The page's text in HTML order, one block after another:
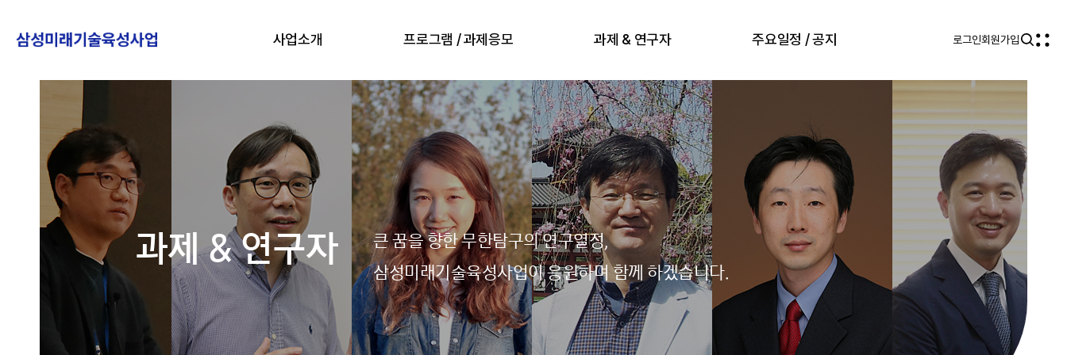
사업소개 프로그램 / 과제응모 과제 & 연구자 주요일정 / 공지 로그인회원가입
과제 & 연구자
큰 꿈을 향한 무한탐구의 연구열정,
삼성미래기술육성사업이 응원하며 함께 하겠습니다.
링크 바로가기
자주묻는 질문 찾아오시는 길 사회공헌사업